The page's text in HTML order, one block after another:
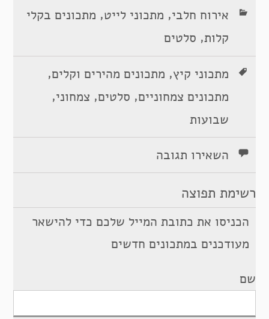
אירוח חלבי, מתכוני לייט, מתכונים בקלי
קלות, סלטים
מתכוני קיץ, מתכונים מהירים וקלים,
מתכונים צמחוניים, סלטים, צמחוני,
שבועות
השאירו תגובה
רשימת תפוצה
הכניסו את כתובת המייל שלכם כדי להישאר
מעודכנים במתכונים חדשים
שם